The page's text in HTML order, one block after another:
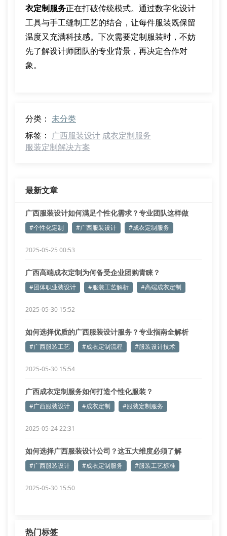
衣定制服务正在打破传统模式。通过数字化设计
工具与手工缝制工艺的结合，让每件服装既保留
温度又充满科技感。下次需要定制服装时，不妨
先了解设计师团队的专业背景，再决定合作对
象。
分类： 未分类
标签： 广西服装设计 成衣定制服务
服装定制解决方案
最新文章
广西服装设计如何满足个性化需求？专业团队这样做
#个性化定制 #广西服装设计 #成衣定制服务
2025-05-25 00:53
广西高端成衣定制为何备受企业团购青睐？
#团体职业装设计 #服装工艺解析 #高端成衣定制
2025-05-30 15:52
如何选择优质的广西服装设计服务？专业指南全解析
#广西服装工艺 #成衣定制流程 #服装设计技术
2025-05-30 15:54
广西成衣定制服务如何打造个性化服装？
#广西服装设计 #成衣定制 #服装定制服务
2025-05-24 22:31
如何选择广西服装设计公司？这五大维度必须了解
#广西服装设计 #成衣定制服务 #服装工艺标准
2025-05-30 15:50
热门标签